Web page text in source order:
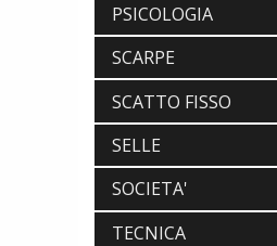
PSICOLOGIA
SCARPE
SCATTO FISSO
SELLE
SOCIETA'
TECNICA
NEWS
NASCE «ANTONIO COLOMBO
INNOVATION & DESIGN AWARD»: A